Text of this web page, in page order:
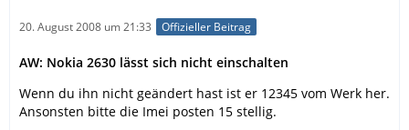
20. August 2008 um 21:33 Offizieller Beitrag
AW: Nokia 2630 lässt sich nicht einschalten
Wenn du ihn nicht geändert hast ist er 12345 vom Werk her.
Ansonsten bitte die Imei posten 15 stellig.